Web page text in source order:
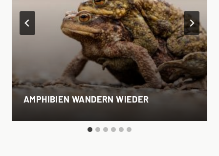
AMPHIBIEN WANDERN WIEDER